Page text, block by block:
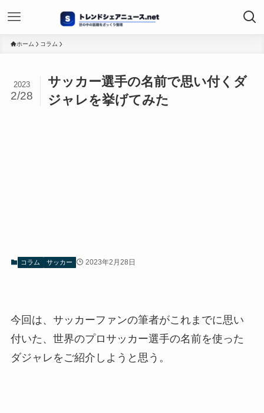
ホーム コラム
サッカー選手の名前で思い付くダ
ジャレを挙げてみた
2023
2/28
コラム サッカー 2023年2月28日
今回は、サッカーファンの筆者がこれまでに思い
付いた、世界のプロサッカー選手の名前を使った
ダジャレをご紹介しようと思う。